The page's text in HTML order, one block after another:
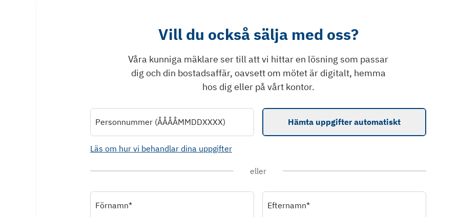
Vill du också sälja med oss?
Våra kunniga mäklare ser till att vi hittar en lösning som passar
dig och din bostadsaffär, oavsett om mötet är digitalt, hemma
hos dig eller på vårt kontor.
Personnummer (ÅÅÅÅMMDDXXXX) Hämta uppgifter automatiskt
Läs om hur vi behandlar dina uppgifter
eller
Förnamn* Efternamn*